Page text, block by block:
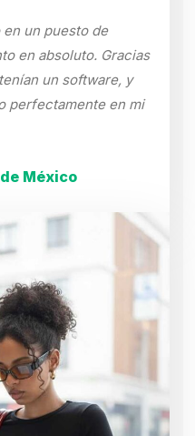
un puesto de
en absoluto. Gracias
un software, y
perfectamente en mi
México